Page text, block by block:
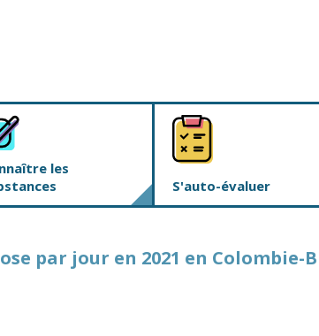
les
S'auto-évaluer
par jour en 2021 en